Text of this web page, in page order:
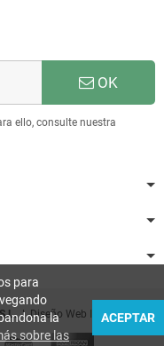
OK
ello, consulte nuestra
| Diseño Web Infoactiu
para
la
sobre las
ACEPTAR